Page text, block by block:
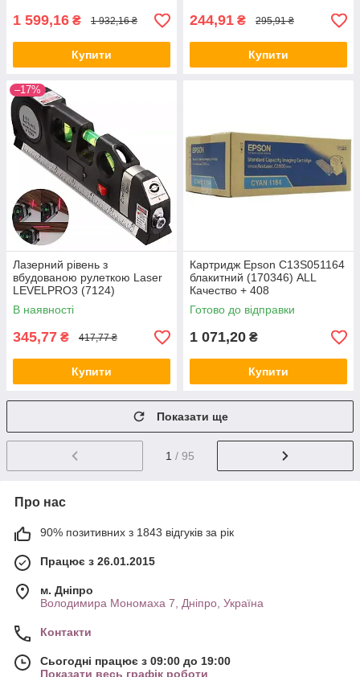
1 599,16 ₴ 1 932,16 ₴
Купити
244,91 ₴ 295,91 ₴
Купити
–17%
Лазерний рівень з
вбудованою рулеткою Laser
LEVELPRO3 (7124)
В наявності
345,77 ₴ 417,77 ₴
Купити
Картридж Epson C13S051164
блакитний (170346) ALL
Качество + 408
Готово до відправки
1 071,20 ₴
Купити
Показати ще
1 / 95
Про нас
90% позитивних з 1843 відгуків за рік
Працює з 26.01.2015
м. Дніпро
Володимира Мономаха 7, Дніпро, Україна
Контакти
Сьогодні працює з 09:00 до 19:00
Показати весь графік роботи